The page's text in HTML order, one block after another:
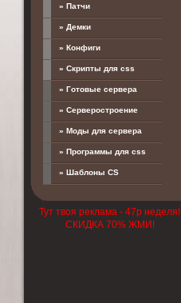
» Патчи
» Демки
» Конфиги
» Скрипты для css
» Готовые сервера
» Серверостроение
» Моды для сервера
» Программы для css
» Шаблоны CS
Тут твоя реклама - 47р неделя!
СКИДКА 70% ЖМИ!